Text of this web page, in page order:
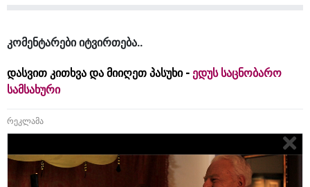
კომენტარები იტვირთება
დასვით კითხვა და მიიღეთ პასუხი - ედუს საცნობარო
სამსახური
რეკლამა